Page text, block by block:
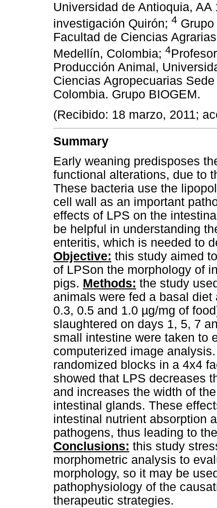
Universidad de Antioquia,
investigación Quirón; 4
Facultad de Ciencias
Medellín, Colombia; 4
Producción Animal,
Ciencias Agropecuarias
Colombia. Grupo BIOGEM.
(Recibido: 18 marzo, 2011;
Summary
Early weaning predisposes
functional alterations, due to
These bacteria use the
cell wall as an important
effects of LPS on the
be helpful in understanding
enteritis, which is needed to
Objective: this study aimed
of LPSon the morphology of
pigs. Methods: the study
animals were fed a basal
0.3, 0.5 and 1.0 µg/mg of
slaughtered on days 1, 5, 7
small intestine were taken to
computerized image
randomized blocks in a 4x4
showed that LPS decreases
and increases the width of
intestinal glands. These
intestinal nutrient absorption
pathogens, thus leading to
Conclusions: this study
morphometric analysis to
morphology, so it may be
pathophysiology of the
therapeutic strategies.